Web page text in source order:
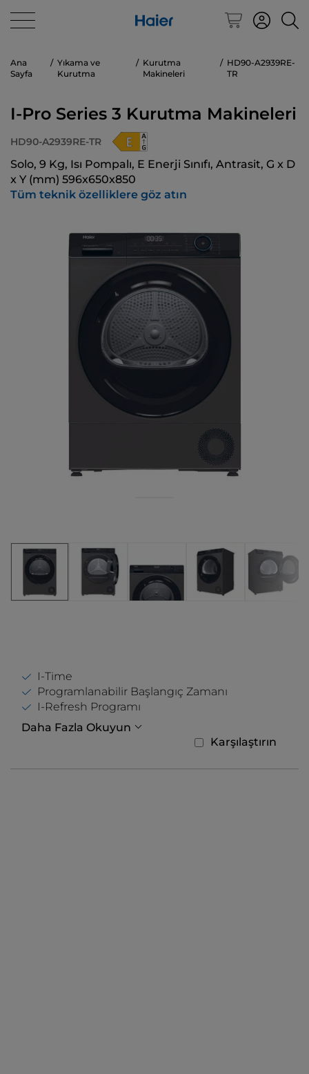
Ana
Sayfa
Yıkama ve
Kurutma
Kurutma
Makineleri
HD90-A2939RE-
TR
I-Pro Series 3 Kurutma Makineleri
HD90-A2939RE-TR
Solo, 9 Kg, Isı Pompalı, E Enerji Sınıfı, Antrasit, G x D
x Y (mm) 596x650x850
Tüm teknik özelliklere göz atın
I-Time
Programlanabilir Başlangıç ​​Zamanı
I-Refresh Programı
Daha Fazla Okuyun
Karşılaştırın